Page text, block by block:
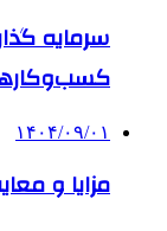
سرمایه
۱۴۰۴/۰۹/۰۱
مزایا و